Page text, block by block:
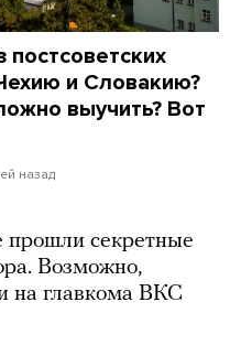
постсоветских
и Словакию?
выучить? Вот
назад
секретные
Возможно,
на главкома ВКС